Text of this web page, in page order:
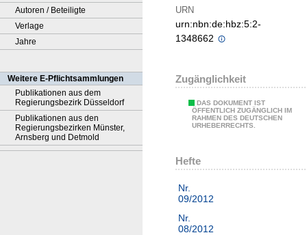
Autoren / Beteiligte
Verlage
Jahre
Weitere E-Pflichtsammlungen
Publikationen aus dem
Regierungsbezirk Düsseldorf
Publikationen aus den
Regierungsbezirken Münster,
Arnsberg und Detmold
URN
urn:nbn:de:hbz:5:2-
1348662
Zugänglichkeit
DAS DOKUMENT IST
ÖFFENTLICH ZUGÄNGLICH IM
RAHMEN DES DEUTSCHEN
URHEBERRECHTS.
Hefte
Nr.
09/2012
Nr.
08/2012